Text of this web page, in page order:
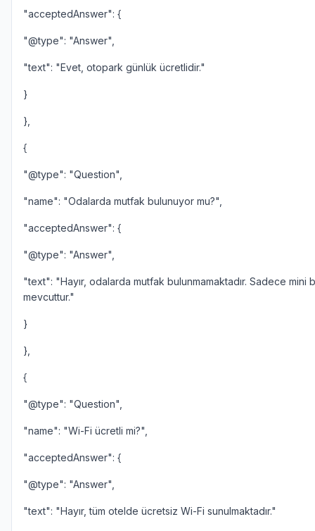
"acceptedAnswer": {
"@type": "Answer",
"text": "Evet, otopark günlük ücretlidir."
}
},
{
"@type": "Question",
"name": "Odalarda mutfak bulunuyor mu?",
"acceptedAnswer": {
"@type": "Answer",
"text": "Hayır, odalarda mutfak bulunmamaktadır. Sadece mini
mevcuttur."
}
},
{
"@type": "Question",
"name": "Wi-Fi ücretli mi?",
"acceptedAnswer": {
"@type": "Answer",
"text": "Hayır, tüm otelde ücretsiz Wi-Fi sunulmaktadır."